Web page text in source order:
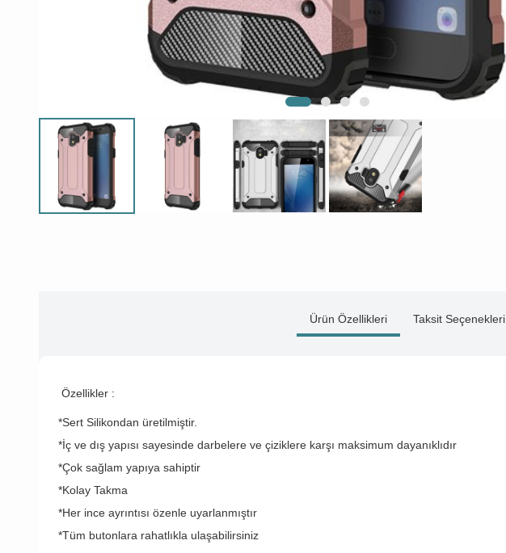
Ürün Özellikleri Taksit Seçenekleri
Özellikler :
*Sert Silikondan üretilmiştir.
*İç ve dış yapısı sayesinde darbelere ve çiziklere karşı maksimum dayanıklıdır
*Çok sağlam yapıya sahiptir
*Kolay Takma
*Her ince ayrıntısı özenle uyarlanmıştır
*Tüm butonlara rahatlıkla ulaşabilirsiniz